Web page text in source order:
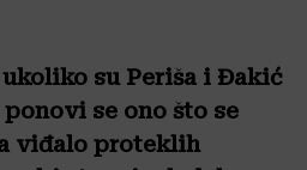
su Periša i Đakić
se ono što se
viđalo proteklih